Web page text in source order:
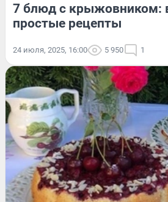
7 блюд с крыжовником:
простые рецепты
24 июля, 2025, 16:00 5 950 1